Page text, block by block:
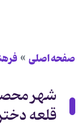
صفحه اصلی
شهر
قلعه